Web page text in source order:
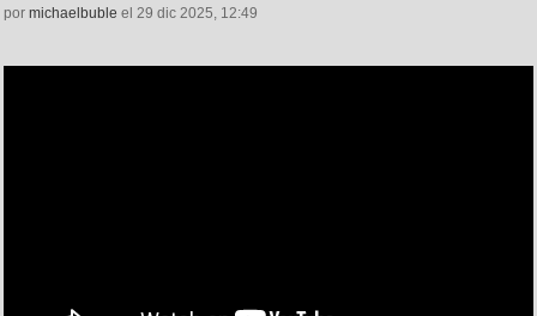
por michaelbuble el 29 dic 2025, 12:49